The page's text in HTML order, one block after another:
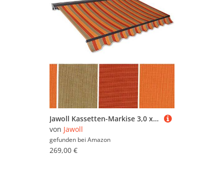
Jawoll Kassetten-Markise 3,0 x 2,5 m braun-Terracotta (Profilfarbe: Anthrazit) Sonnenschutz Alu Markise Schattenspender Sonnensegel Hülsenmarkise Gelenkarm-Markise
von Jawoll
gefunden bei Amazon
269,00 €